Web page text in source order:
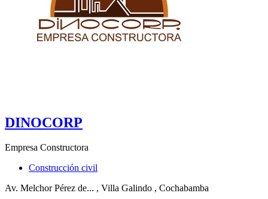
DINOCORP
Empresa Constructora
Construcción civil
Av. Melchor Pérez de... , Villa Galindo , Cochabamba